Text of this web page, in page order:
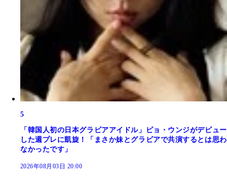
5
「韓国人初の日本グラビアアイドル」ピョ・ウンジがデビュー
した週プレに凱旋！「まさか妹とグラビアで共演するとは思わ
なかったです」
2026年08月03日 20:00